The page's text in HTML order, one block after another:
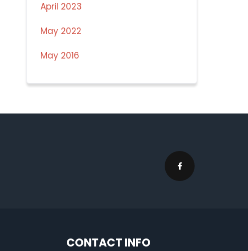
April 2023
May 2022
May 2016
CONTACT INFO